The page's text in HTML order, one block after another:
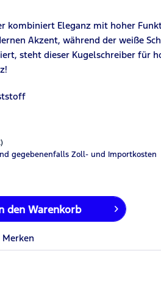
kombiniert Eleganz mit hoher
Akzent, während der weiße
steht dieser Kugelschreiber für
gegebenenfalls Zoll- und Importkosten
den Warenkorb
Merken